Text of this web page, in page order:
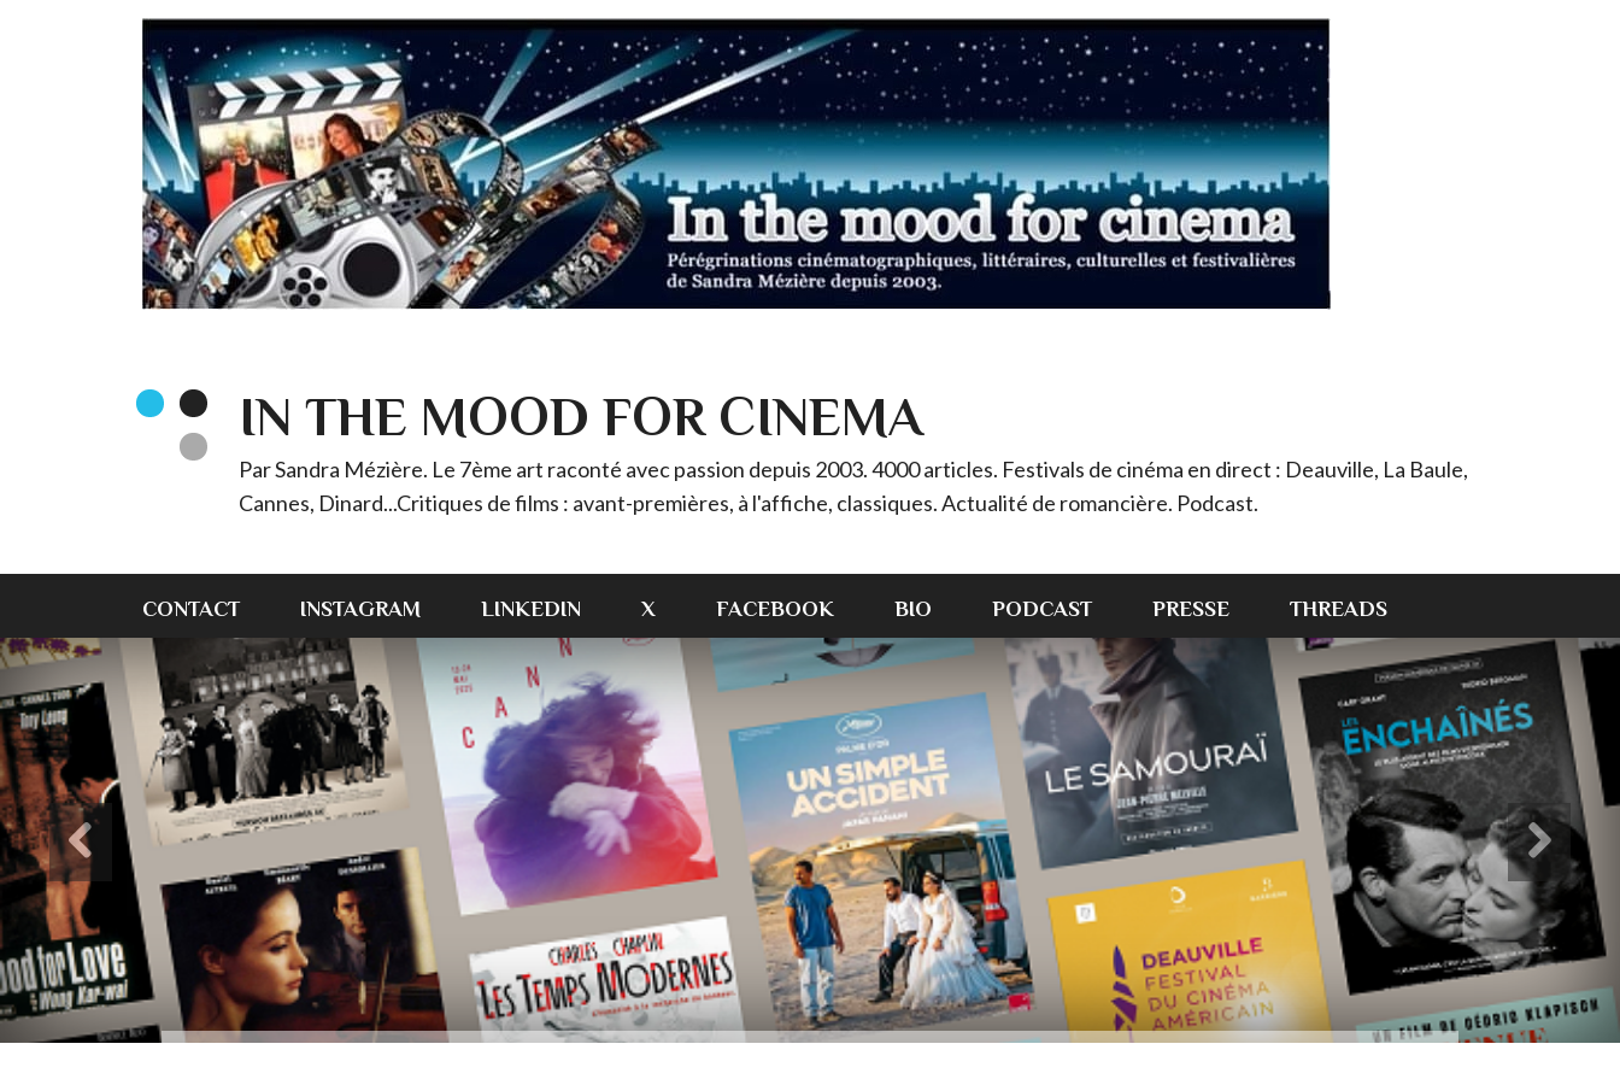
IN THE MOOD FOR CINEMA
Par Sandra Mézière. Le 7ème art raconté avec passion depuis 2003. 4000 articles. Festivals de cinéma en direct : Deauville, La Baule,
Cannes, Dinard...Critiques de films : avant-premières, à l'affiche, classiques. Actualité de romancière. Podcast.
CONTACT INSTAGRAM LINKEDIN X FACEBOOK BIO PODCAST PRESSE THREADS